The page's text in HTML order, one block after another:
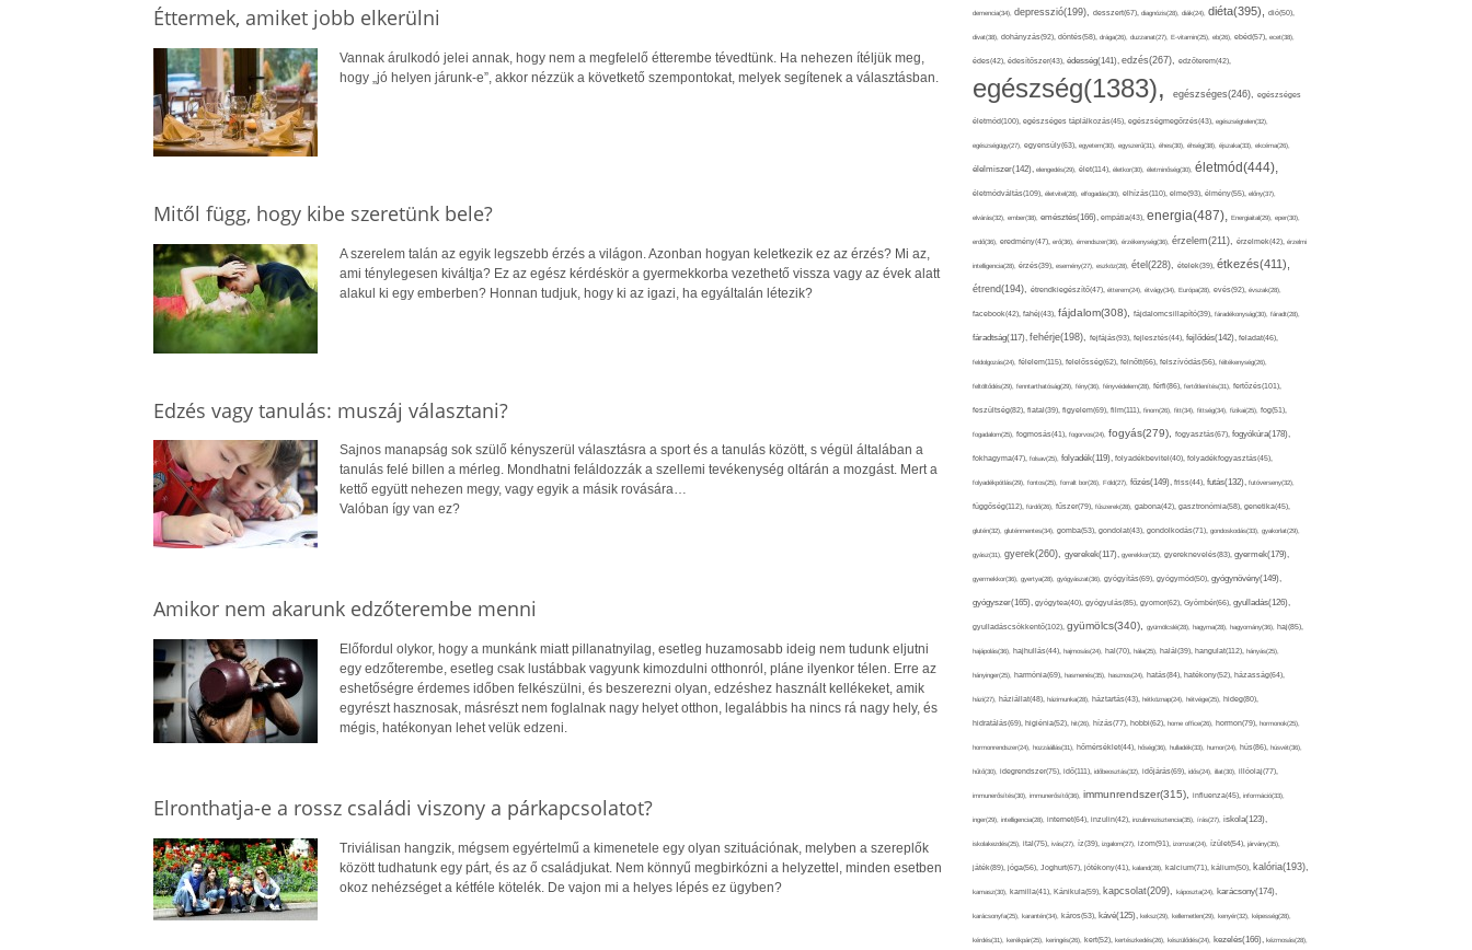
Éttermek, amiket jobb elkerülni
Vannak árulkodó jelei annak, hogy nem a megfelelő étterembe tévedtünk. Ha nehezen ítéljük meg,
hogy „jó helyen járunk-e”, akkor nézzük a követkető szempontokat, melyek segítenek a választásban.
Mitől függ, hogy kibe szeretünk bele?
A szerelem talán az egyik legszebb érzés a világon. Azonban hogyan keletkezik ez az érzés? Mi az,
ami ténylegesen kiváltja? Ez az egész kérdéskör a gyermekkorba vezethető vissza vagy az évek alatt
alakul ki egy emberben? Honnan tudjuk, hogy ki az igazi, ha egyáltalán létezik?
Edzés vagy tanulás: muszáj választani?
Sajnos manapság sok szülő kényszerül választásra a sport és a tanulás között, s végül általában a
tanulás felé billen a mérleg. Mondhatni feláldozzák a szellemi tevékenység oltárán a mozgást. Mert a
kettő együtt nehezen megy, vagy egyik a másik rovására…
Valóban így van ez?
Amikor nem akarunk edzőterembe menni
Előfordul olykor, hogy a munkánk miatt pillanatnyilag, esetleg huzamosabb ideig nem tudunk eljutni
egy edzőterembe, esetleg csak lustábbak vagyunk kimozdulni otthonról, pláne ilyenkor télen. Erre az
eshetőségre érdemes időben felkészülni, és beszerezni olyan, edzéshez használt kellékeket, amik
egyrészt hasznosak, másrészt nem foglalnak nagy helyet otthon, legalábbis ha nincs rá nagy hely, és
mégis, hatékonyan lehet velük edzeni.
Elronthatja-e a rossz családi viszony a párkapcsolatot?
Triviálisan hangzik, mégsem egyértelmű a kimenetele egy olyan szituációnak, melyben a szereplők
között tudhatunk egy párt, és az ő családjukat. Nem könnyű megbirkózni a helyzettel, minden esetben
okoz nehézséget a kétféle kötelék. De vajon mi a helyes lépés ez ügyben?
demencia(34), depresszió(199), desszert(67), diagnózis(28), diák(24), diéta(395), dió(50),
divat(38), dohányzás(92), döntés(58), drága(26), duzzanat(27), E-vitamin(25), eb(26), ebéd(57), ecet(38),
édes(42), édesítőszer(43), édesség(141), edzés(267), edzőterem(42),
egészség(1383), egészséges(246), egészséges
életmód(100), egészséges táplálkozás(45), egészségmegőrzés(43), egészségtelen(32),
egészségügy(27), egyensúly(63), egyetem(30), egyszerű(31), éhes(30), éhség(38), éjszaka(33), ekcéma(26),
élelmiszer(142), elengedés(29), élet(114), életkor(30), életminőség(30), életmód(444),
életmódváltás(109), életvitel(28), elfogadás(30), elhízás(110), elme(93), élmény(55), előny(37),
elvárás(32), ember(38), emésztés(166), empátia(43), energia(487), Energiaital(29), eper(30),
erdő(36), eredmény(47), erő(36), érrendszer(36), érzékenység(36), érzelem(211), érzelmek(42), érzelmi
intelligencia(28), érzés(39), esemény(27), eszköz(28), étel(228), ételek(39), étkezés(411),
étrend(194), étrendkiegészítő(47), étterem(24), étvágy(34), Európa(28), evés(92), évszak(28),
facebook(42), fahéj(43), fájdalom(308), fájdalomcsillapító(39), fáradékonyság(30), fáradt(28),
fáradtság(117), fehérje(198), fejfájás(93), fejlesztés(44), fejlődés(142), feladat(46),
feldolgozás(24), félelem(115), felelősség(62), felnőtt(66), felszívódás(56), féltékenység(26),
feltöltődés(29), fenntarthatóság(29), fény(36), fényvédelem(28), férfi(86), fertőtlenítés(31), fertőzés(101),
feszültség(82), fiatal(39), figyelem(69), film(111), finom(26), fitt(34), fittség(34), fizikai(25), fog(51),
fogadalom(25), fogmosás(41), fogorvos(24), fogyás(279), fogyasztás(67), fogyókúra(178),
fokhagyma(47), folsav(25), folyadék(119), folyadékbevitel(40), folyadékfogyasztás(45),
folyadékpótlás(29), fontos(25), forralt bor(26), Föld(27), főzés(149), friss(44), futás(132), futóverseny(32),
függőség(112), fürdő(26), fűszer(79), fűszerek(28), gabona(42), gasztronómia(58), genetika(45),
glutén(32), gluténmentes(34), gomba(53), gondolat(43), gondolkodás(71), gondoskodás(33), gyakorlat(29),
gyász(31), gyerek(260), gyerekek(117), gyerekkor(32), gyereknevelés(83), gyermek(179),
gyermekkor(36), gyertya(28), gyógyászat(36), gyógyítás(69), gyógymód(50), gyógynövény(149),
gyógyszer(165), gyógytea(40), gyógyulás(85), gyomor(62), Gyömbér(66), gyulladás(126),
gyulladáscsökkentő(102), gyümölcs(340), gyümölcslé(28), hagyma(28), hagyomány(36), haj(85),
hajápolás(36), hajhullás(44), hajmosás(24), hal(70), hála(25), halál(39), hangulat(112), hányás(25),
hányinger(25), harmónia(69), hasmenés(35), hasznos(24), hatás(84), hatékony(52), házasság(64),
házi(27), háziállat(48), házimunka(28), háztartás(43), hétköznap(24), hétvége(25), hideg(80),
hidratálás(69), higiénia(52), hit(26), hízás(77), hobbi(62), home office(26), hormon(79), hormonok(25),
hormonrendszer(24), hozzáállás(31), hőmérséklet(44), hőség(36), hulladék(33), humor(24), hús(86), húsvét(36),
hűtő(30), idegrendszer(75), idő(111), időbeosztás(32), időjárás(69), idős(24), illat(30), illóolaj(77),
immunerősítés(30), immunerősítő(36), immunrendszer(315), influenza(45), információ(33),
inger(29), intelligencia(28), internet(64), inzulin(42), inzulinrezisztencia(35), írás(27), iskola(123),
iskolakezdés(25), ital(75), ivás(27), íz(39), izgalom(27), izom(91), izomzat(24), ízület(54), járvány(35),
játék(89), jóga(56), Joghurt(67), jótékony(41), kaland(28), kalcium(71), kálium(50), kalória(193),
kamasz(30), kamilla(41), Kánikula(59), kapcsolat(209), káposzta(24), karácsony(174),
karácsonyfa(25), karantén(34), káros(53), kávé(125), keksz(29), kellemetlen(29), kenyér(32), képesség(28),
kérdés(31), kerékpár(25), keringés(26), kert(52), kertészkedés(26), készülődés(24), kezelés(166), kézmosás(28),